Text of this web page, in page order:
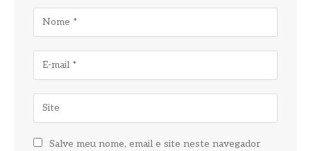
Salve meu nome, email e site neste navegador